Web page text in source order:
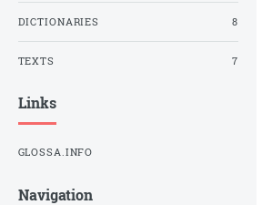
DICTIONARIES 8
TEXTS 7
Links
GLOSSA.INFO
Navigation